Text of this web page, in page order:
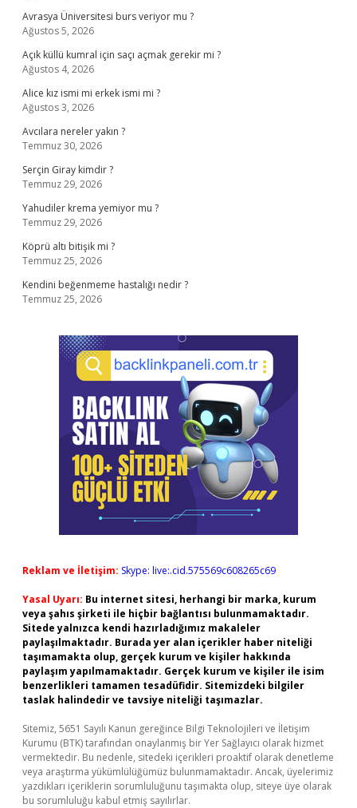
Avrasya Üniversitesi burs veriyor mu ?
Ağustos 5, 2026
Açık küllü kumral için saçı açmak gerekir mi ?
Ağustos 4, 2026
Alice kız ismi mi erkek ismi mi ?
Ağustos 3, 2026
Avcılara nereler yakın ?
Temmuz 30, 2026
Serçin Giray kimdir ?
Temmuz 29, 2026
Yahudiler krema yemiyor mu ?
Temmuz 29, 2026
Köprü altı bitişik mi ?
Temmuz 25, 2026
Kendini beğenmeme hastalığı nedir ?
Temmuz 25, 2026
Reklam ve İletişim: Skype: live:.cid.575569c608265c69
Yasal Uyarı: Bu internet sitesi, herhangi bir marka, kurum
veya şahıs şirketi ile hiçbir bağlantısı bulunmamaktadır.
Sitede yalnızca kendi hazırladığımız makaleler
paylaşılmaktadır. Burada yer alan içerikler haber niteliği
taşımamakta olup, gerçek kurum ve kişiler hakkında
paylaşım yapılmamaktadır. Gerçek kurum ve kişiler ile isim
benzerlikleri tamamen tesadüfidir. Sitemizdeki bilgiler
taslak halindedir ve tavsiye niteliği taşımazlar.
Sitemiz, 5651 Sayılı Kanun gereğince Bilgi Teknolojileri ve İletişim
Kurumu (BTK) tarafından onaylanmış bir Yer Sağlayıcı olarak hizmet
vermektedir. Bu nedenle, sitedeki içerikleri proaktif olarak denetleme
veya araştırma yükümlülüğümüz bulunmamaktadır. Ancak, üyelerimiz
yazdıkları içeriklerin sorumluluğunu taşımakta olup, siteye üye olarak
bu sorumluluğu kabul etmiş sayılırlar.